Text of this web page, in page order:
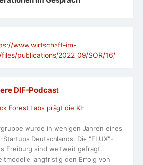
www.wirtschaft-im-
publications/2022_09/SOR/16/
DlF-Podcast
Forest Labs prägt die KI-
wurde in wenigen Jahren eines
Deutschlands. Die "FLUX"-
Freiburg sind weltweit gefragt.
langfristig den Erfolg von